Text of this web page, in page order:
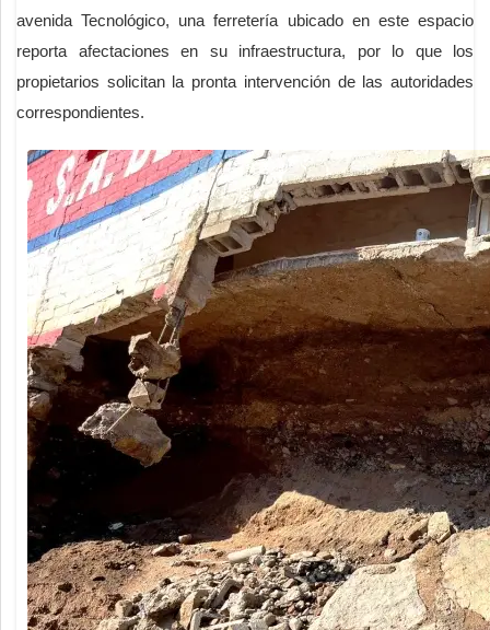
avenida Tecnológico, una ferretería ubicado en este espacio
reporta afectaciones en su infraestructura, por lo que los
propietarios solicitan la pronta intervención de las autoridades
correspondientes.